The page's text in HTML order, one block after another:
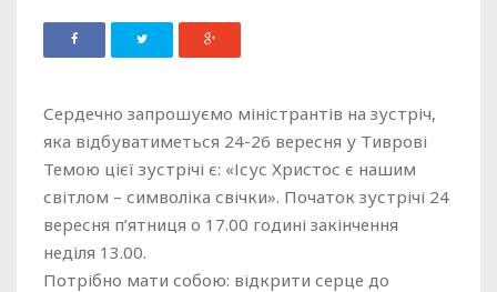
Сердечно запрошуємо міністрантів на зустріч,
яка відбуватиметься 24-26 вересня у Тиврові
Темою цієї зустрічі є: «Ісус Христос є нашим
світлом – символіка свічки». Початок зустрічі 24
вересня п’ятниця о 17.00 годині закінчення
неділя 13.00.
Потрібно мати собою: відкрити серце до